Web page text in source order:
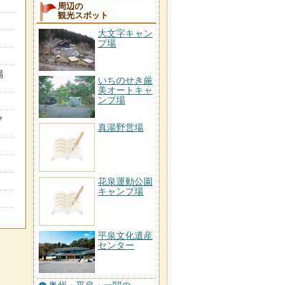
周辺の
観光スポット
大文字キャン
プ場
いちのせき厳
美オートキャ
ンプ場
真湯野営場
花泉運動公園
キャンプ場
平泉文化遺産
センター